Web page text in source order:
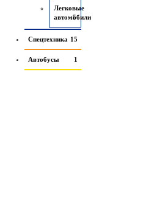
Легковые
автомобили
5
Спецтехника 15
Автобусы 1